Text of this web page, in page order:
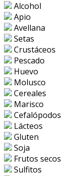
Alcohol
Apio
Avellana
Setas
Crustáceos
Pescado
Huevo
Molusco
Cereales
Marisco
Cefalópodos
Lácteos
Gluten
Soja
Frutos secos
Sulfitos